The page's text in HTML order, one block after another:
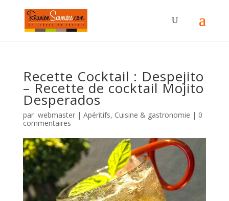
Recette Cocktail : Despejito
– Recette de cocktail Mojito
Desperados
par webmaster| Apéritifs, Cuisine & gastronomie | 0
commentaires